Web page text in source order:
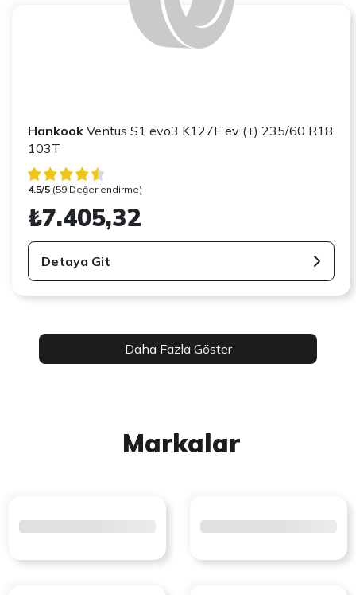
Hankook Ventus S1 evo3 K127E ev (+) 235/60 R18
103T
4.5/5 (59 Değerlendirme)
₺7.405,32
Detaya Git
Daha Fazla Göster
Markalar